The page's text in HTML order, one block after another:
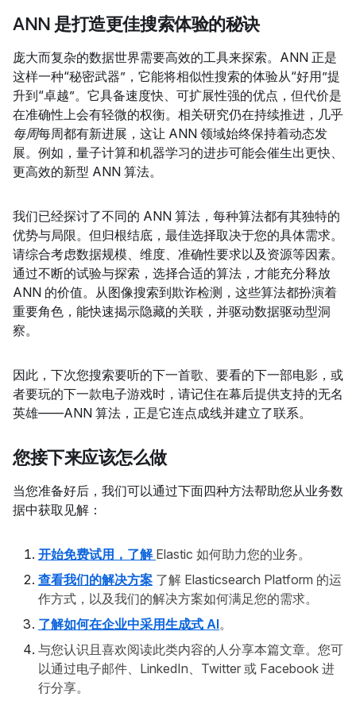
ANN 是打造更佳搜索体验的秘诀
庞大而复杂的数据世界需要高效的工具来探索。ANN 正是
这样一种“秘密武器”，它能将相似性搜索的体验从“好用”提
升到“卓越”。它具备速度快、可扩展性强的优点，但代价是
在准确性上会有轻微的权衡。相关研究仍在持续推进，几乎
每周每周都有新进展，这让 ANN 领域始终保持着动态发
展。例如，量子计算和机器学习的进步可能会催生出更快、
更高效的新型 ANN 算法。
我们已经探讨了不同的 ANN 算法，每种算法都有其独特的
优势与局限。 但归根结底，最佳选择取决于您的具体需求。
请综合考虑数据规模、维度、准确性要求以及资源等因素。
通过不断的试验与探索，选择合适的算法，才能充分释放
ANN 的价值。从图像搜索到欺诈检测，这些算法都扮演着
重要角色，能快速揭示隐藏的关联，并驱动数据驱动型洞
察。
因此，下次您搜索要听的下一首歌、要看的下一部电影，或
者要玩的下一款电子游戏时，请记住在幕后提供支持的无名
英雄——ANN 算法，正是它连点成线并建立了联系。
您接下来应该怎么做
当您准备好后，我们可以通过下面四种方法帮助您从业务数
据中获取见解：
开始免费试用，了解 Elastic 如何助力您的业务。
查看我们的解决方案 了解 Elasticsearch Platform 的运
作方式，以及我们的解决方案如何满足您的需求。
了解如何在企业中采用生成式 AI。
与您认识且喜欢阅读此类内容的人分享本篇文章。您可
以通过电子邮件、LinkedIn、Twitter 或 Facebook 进
行分享。